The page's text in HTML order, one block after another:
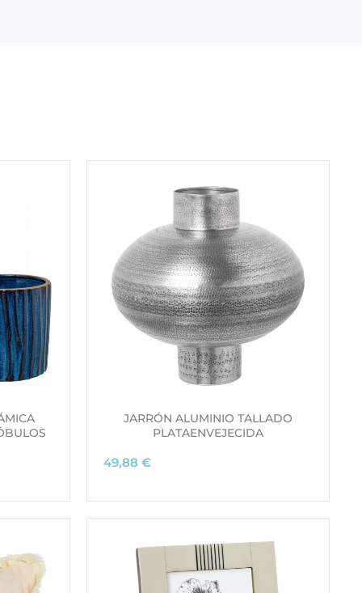
JARRÓN ALUMINIO TALLADO
PLATAENVEJECIDA
49,88 €